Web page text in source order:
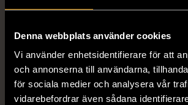
Denna webbplats använder cookies
Vi använder enhetsidentifierare för att
och annonserna till användarna,
för sociala medier och analysera vår
vidarebefordrar även sådana